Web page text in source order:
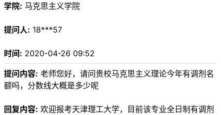
学院: 马克思主义学院
提问人: 18***57
时间: 2020-04-26 09:52
提问内容: 老师您好，请问贵校马克思主义理论今年有调剂名
额吗，分数线大概是多少呢
回复内容: 欢迎报考天津理工大学，目前该专业全日制有调剂